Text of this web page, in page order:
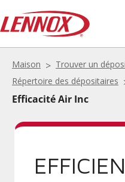
Maison
Trouver un
Répertoire des dépositaires
Efficacité Air Inc